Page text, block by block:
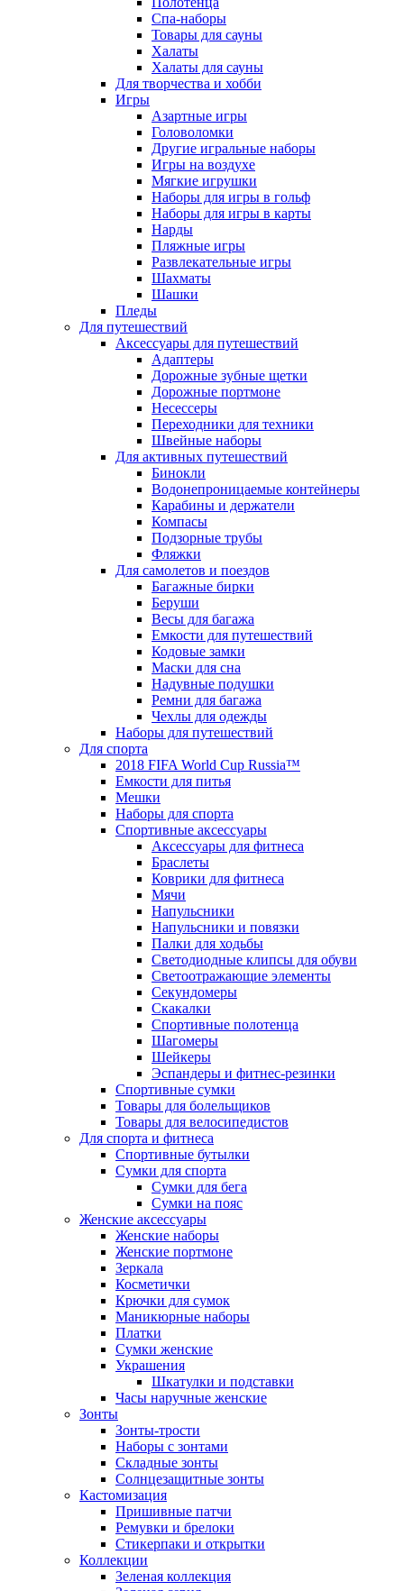
Спа-наборы
Товары для сауны
Халаты
Халаты для сауны
Для творчества и хобби
Игры
Азартные игры
Головоломки
Другие игральные наборы
Игры на воздухе
Мягкие игрушки
Наборы для игры в гольф
Наборы для игры в карты
Нарды
Пляжные игры
Развлекательные игры
Шахматы
Шашки
Пледы
Для путешествий
Аксессуары для путешествий
Адаптеры
Дорожные зубные щетки
Дорожные портмоне
Несессеры
Переходники для техники
Швейные наборы
Для активных путешествий
Бинокли
Водонепроницаемые контейнеры
Карабины и держатели
Компасы
Подзорные трубы
Фляжки
Для самолетов и поездов
Багажные бирки
Беруши
Весы для багажа
Емкости для путешествий
Кодовые замки
Маски для сна
Надувные подушки
Ремни для багажа
Чехлы для одежды
Наборы для путешествий
Для спорта
2018 FIFA World Cup Russia™
Емкости для питья
Мешки
Наборы для спорта
Спортивные аксессуары
Аксессуары для фитнеса
Браслеты
Коврики для фитнеса
Мячи
Напульсники
Напульсники и повязки
Палки для ходьбы
Светодиодные клипсы для обуви
Светоотражающие элементы
Секундомеры
Скакалки
Спортивные полотенца
Шагомеры
Шейкеры
Эспандеры и фитнес-резинки
Спортивные сумки
Товары для болельщиков
Товары для велосипедистов
Для спорта и фитнеса
Спортивные бутылки
Сумки для спорта
Сумки для бега
Сумки на пояс
Женские аксессуары
Женские наборы
Женские портмоне
Зеркала
Косметички
Крючки для сумок
Маникюрные наборы
Платки
Сумки женские
Украшения
Шкатулки и подставки
Часы наручные женские
Зонты
Зонты-трости
Наборы с зонтами
Складные зонты
Солнцезащитные зонты
Кастомизация
Пришивные патчи
Ремувки и брелоки
Стикерпаки и открытки
Коллекции
Зеленая коллекция